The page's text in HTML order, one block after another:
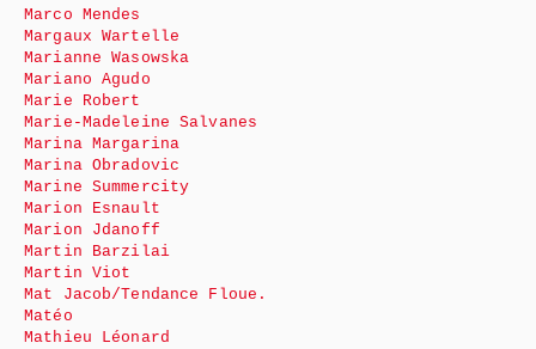
Marco Mendes
Margaux Wartelle
Marianne Wasowska
Mariano Agudo
Marie Robert
Marie-Madeleine Salvanes
Marina Margarina
Marina Obradovic
Marine Summercity
Marion Esnault
Marion Jdanoff
Martin Barzilai
Martin Viot
Mat Jacob/Tendance Floue.
Matéo
Mathieu Léonard